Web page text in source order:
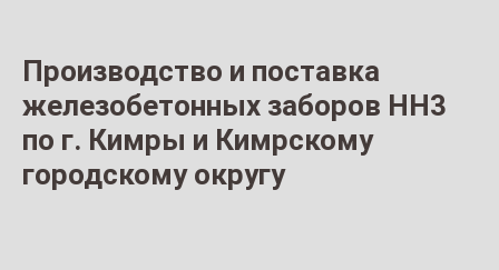
Производство и поставка
железобетонных заборов НН3
по г. Кимры и Кимрскому
городскому округу